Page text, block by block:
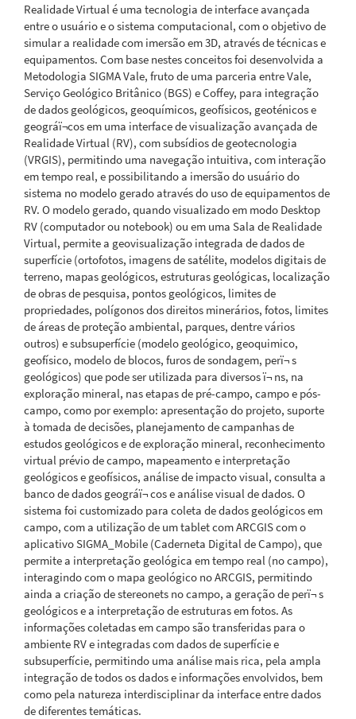
Realidade Virtual é uma tecnologia de interface avançada
entre o usuário e o sistema computacional, com o objetivo de
simular a realidade com imersão em 3D, através de técnicas e
equipamentos. Com base nestes conceitos foi desenvolvida a
Metodologia SIGMA Vale, fruto de uma parceria entre Vale,
Serviço Geológico Britânico (BGS) e Coffey, para integração
de dados geológicos, geoquímicos, geofísicos, geoténicos e
geográï¬cos em uma interface de visualização avançada de
Realidade Virtual (RV), com subsídios de geotecnologia
(VRGIS), permitindo uma navegação intuitiva, com interação
em tempo real, e possibilitando a imersão do usuário do
sistema no modelo gerado através do uso de equipamentos de
RV. O modelo gerado, quando visualizado em modo Desktop
RV (computador ou notebook) ou em uma Sala de Realidade
Virtual, permite a geovisualização integrada de dados de
superfície (ortofotos, imagens de satélite, modelos digitais de
terreno, mapas geológicos, estruturas geológicas, localização
de obras de pesquisa, pontos geológicos, limites de
propriedades, polígonos dos direitos minerários, fotos, limites
de áreas de proteção ambiental, parques, dentre vários
outros) e subsuperfície (modelo geológico, geoquimico,
geofísico, modelo de blocos, furos de sondagem, perï¬ s
geológicos) que pode ser utilizada para diversos ï¬ ns, na
exploração mineral, nas etapas de pré-campo, campo e pós-
campo, como por exemplo: apresentação do projeto, suporte
à tomada de decisões, planejamento de campanhas de
estudos geológicos e de exploração mineral, reconhecimento
virtual prévio de campo, mapeamento e interpretação
geológicos e geofísicos, análise de impacto visual, consulta a
banco de dados geográï¬ cos e análise visual de dados. O
sistema foi customizado para coleta de dados geológicos em
campo, com a utilização de um tablet com ARCGIS com o
aplicativo SIGMA_Mobile (Caderneta Digital de Campo), que
permite a interpretação geológica em tempo real (no campo),
interagindo com o mapa geológico no ARCGIS, permitindo
ainda a criação de stereonets no campo, a geração de perï¬ s
geológicos e a interpretação de estruturas em fotos. As
informações coletadas em campo são transferidas para o
ambiente RV e integradas com dados de superfície e
subsuperfície, permitindo uma análise mais rica, pela ampla
integração de todos os dados e informações envolvidos, bem
como pela natureza interdisciplinar da interface entre dados
de diferentes temáticas.